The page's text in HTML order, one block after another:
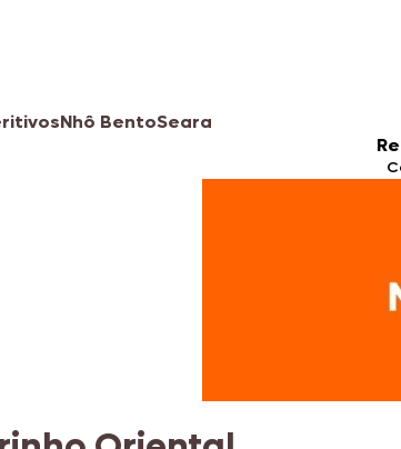
Nhô BentoSeara